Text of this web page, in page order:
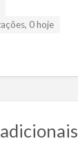
0 hoje